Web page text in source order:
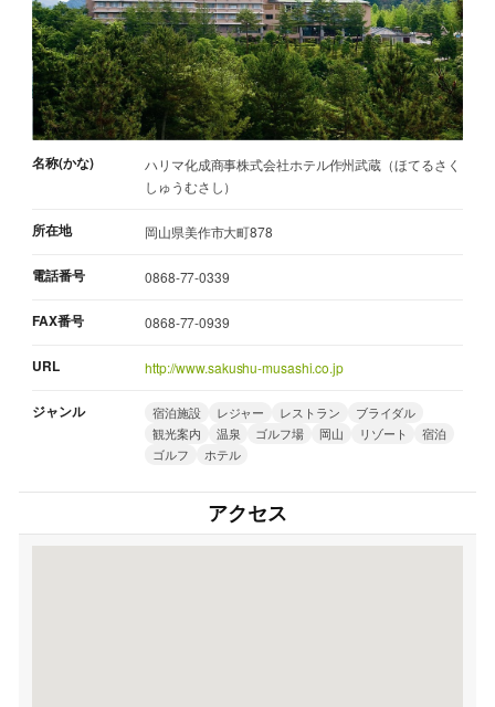
名称(かな)
ハリマ化成商事株式会社ホテル作州武蔵（ほてるさく
しゅうむさし）
所在地 岡山県美作市大町878
電話番号 0868-77-0339
FAX番号 0868-77-0939
URL http://www.sakushu-musashi.co.jp
ジャンル 宿泊施設 レジャー レストラン
ブライダル
観光案内
温泉 ゴルフ場 岡山 リゾート
宿泊
ゴルフ
ホテル
アクセス